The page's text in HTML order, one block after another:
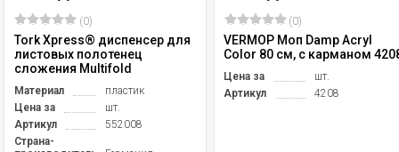
(0)
Tork Xpress® диспенсер для
листовых полотенец
сложения Multifold
Материал
пластик
Цена за
шт.
Артикул
552008
Страна-
(0)
VERMOP Моп Damp Acryl
Color 80 см, с карманом
Цена за
шт.
Артикул
4208